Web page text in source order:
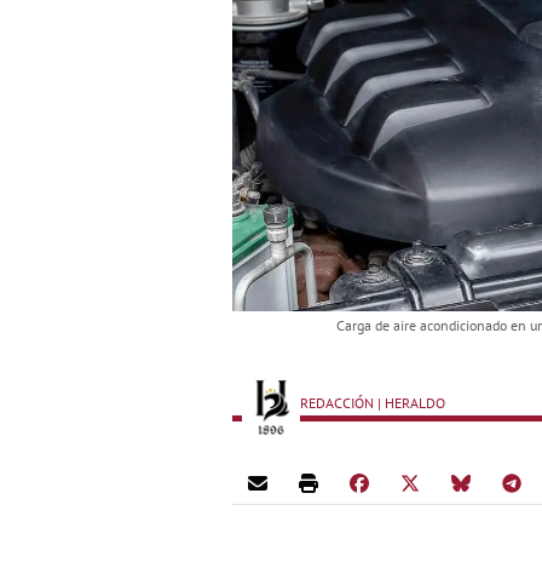
Carga de aire acondicionado en
REDACCIÓN | HERALDO